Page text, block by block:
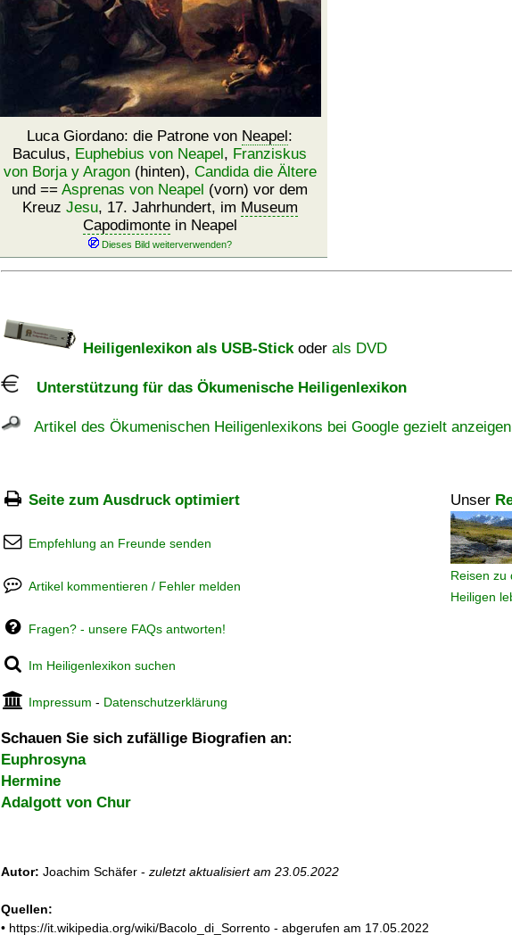
Luca Giordano: die Patrone von Neapel:
Baculus, Euphebius von Neapel, Franziskus
von Borja y Aragon(hinten), Candida die Ältere
und == Asprenas von Neapel (vorn) vor dem
Kreuz Jesu, 17. Jahrhundert, im Museum
Capodimontein Neapel
Heiligenlexikon als USB-Stickoder als DVD
Unterstützung für das Ökumenische Heiligenlexikon
Artikel des Ökumenischen Heiligenlexikons bei Google gezielt anzeigen
Seite zum Ausdruck optimiert Unser
Reisen zu
Heiligen
Empfehlung an Freunde senden
Artikel kommentieren / Fehler melden
Fragen? - unsere FAQs antworten!
Im Heiligenlexikon suchen
Impressum - Datenschutzerklärung
Schauen Sie sich zufällige Biografien an:
Euphrosyna
Hermine
Adalgott von Chur
Autor: Joachim Schäfer - zuletzt aktualisiert am 23.05.2022
Quellen:
• https://it.wikipedia.org/wiki/Bacolo_di_Sorrento - abgerufen am 17.05.2022